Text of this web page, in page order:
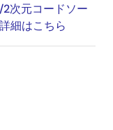
次元コードソー
細はこちら